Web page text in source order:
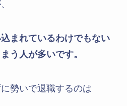
まれているわけでもない
う人が多いです。
勢いで退職するのは